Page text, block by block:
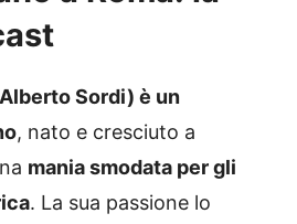
Sordi) è un
, nato e cresciuto a
mania smodata per gli
. La sua passione lo